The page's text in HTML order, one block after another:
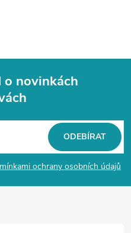
o novinkách
ochrany osobních údajů
ODEBÍRAT